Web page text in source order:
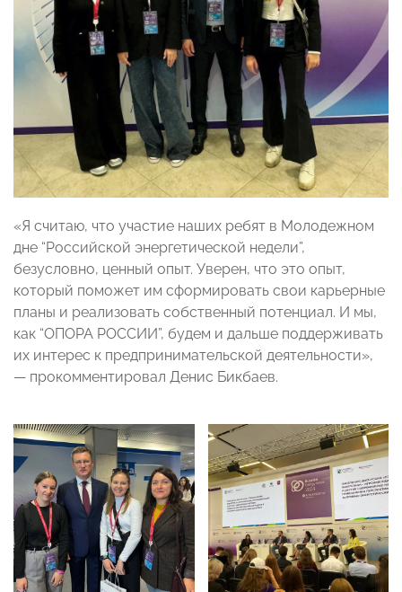
«Я считаю, что участие наших ребят в Молодежном
дне “Российской энергетической недели”,
безусловно, ценный опыт. Уверен, что это опыт,
который поможет им сформировать свои карьерные
планы и реализовать собственный потенциал. И мы,
как “ОПОРА РОССИИ”, будем и дальше поддерживать
их интерес к предпринимательской деятельности»,
— прокомментировал Денис Бикбаев.